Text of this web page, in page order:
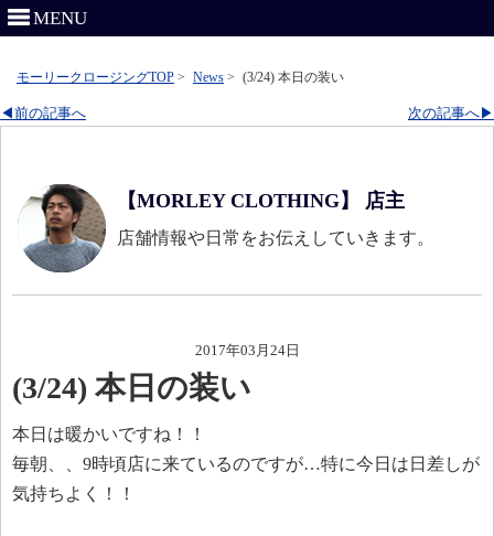
MENU
モーリークロージングTOP > News > (3/24) 本日の装い
次の記事へ▶
◀前の記事へ
【MORLEY CLOTHING】 店主
店舗情報や日常をお伝えしていきます。
2017年03月24日
(3/24) 本日の装い
本日は暖かいですね！！
毎朝、、9時頃店に来ているのですが…特に今日は日差しが
気持ちよく！！